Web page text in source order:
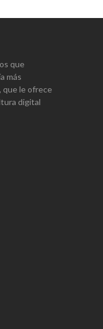
que
más
que le ofrece
digital